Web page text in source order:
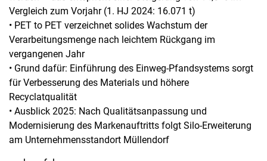
Vergleich zum Vorjahr (1. HJ 2024: 16.071 t)
• PET to PET verzeichnet solides Wachstum der
Verarbeitungsmenge nach leichtem Rückgang im
vergangenen Jahr
• Grund dafür: Einführung des Einweg-Pfandsystems sorgt
für Verbesserung des Materials und höhere
Recyclatqualität
• Ausblick 2025: Nach Qualitätsanpassung und
Modernisierung des Markenauftritts folgt Silo-Erweiterung
am Unternehmensstandort Müllendorf